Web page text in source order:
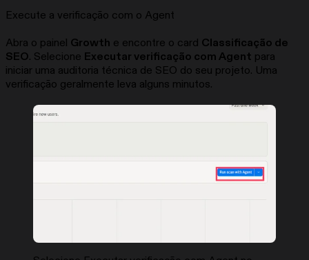
Execute a verificação com o Agent
Abra o painel Growth e encontre o card Classificação de
SEO. Selecione Executar verificação com Agent para
iniciar uma auditoria técnica de SEO do seu projeto. Uma
verificação geralmente leva alguns minutos.